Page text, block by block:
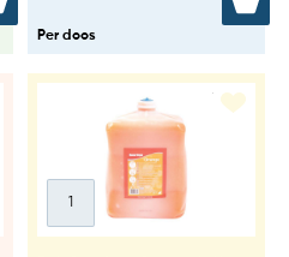
Per doos